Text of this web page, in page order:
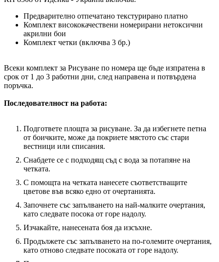
Предварително отпечатано текстурирано платно
Комплект висококачествени номерирани нетоксични
акрилни бои
Комплект четки (включва 3 бр.)
Всеки комплект за Рисуване по номера ще бъде изпратена в
срок от 1 до 3 работни дни, след направена и потвърдена
поръчка.
Последователност на работа:
Подгответе площта за рисуване. За да избегнете петна
от боичките, може да покриете мястото със стари
вестници или списания.
Снабдете се с подходящ съд с вода за потапяне на
четката.
С помощта на четката нанесете съответстващите
цветове във всяко едно от очертанията.
Започнете със запълването на най-малките очертания,
като следвате посока от горе надолу.
Изчакайте, нанесената боя да изсъхне.
Продължете със запълването на по-големите очертания,
като отново следвате посоката от горе надолу.